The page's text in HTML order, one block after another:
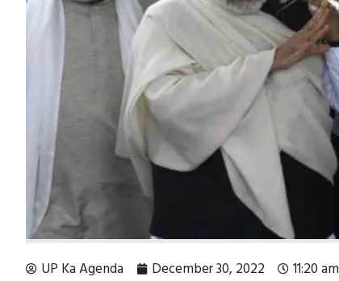
UP Ka Agenda December 30, 2022 11:20 am